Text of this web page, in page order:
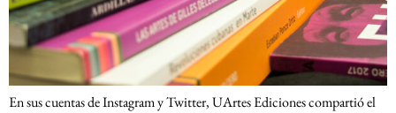
En sus cuentas de Instagram y Twitter, UArtes Ediciones compartió el